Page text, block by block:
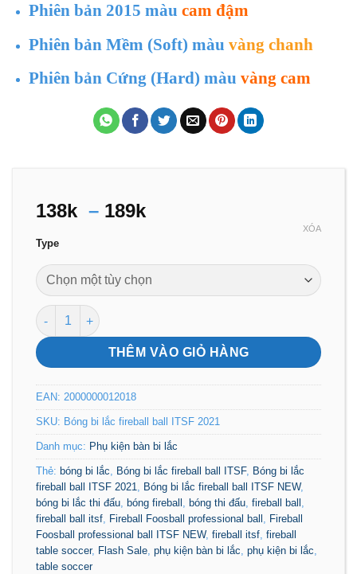
Phiên bản 2015 màu cam đậm
Phiên bản Mềm (Soft) màu vàng chanh
Phiên bản Cứng (Hard) màu vàng cam
138k – 189k
138k
đến
Type
XÓA
Bóng bi lắc thi đấu fireball ITSF số lượng
THÊM VÀO GIỎ HÀNG
EAN: 2000000012018
SKU: Bóng bi lắc fireball ball ITSF 2021
Danh mục: Phụ kiện bàn bi lắc
Thẻ: bóng bi lắc, Bóng bi lắc fireball ball ITSF, Bóng bi lắc
fireball ball ITSF 2021, Bóng bi lắc fireball ball ITSF NEW,
bóng bi lắc thi đấu, bóng fireball , bóng thi đấu, fireball ball ,
fireball ball itsf, Fireball Foosball professional ball , Fireball
Foosball professional ball ITSF NEW, fireball itsf, fireball
table soccer, Flash Sale, phụ kiện bàn bi lắc, phụ kiện bi lắc,
table soccer